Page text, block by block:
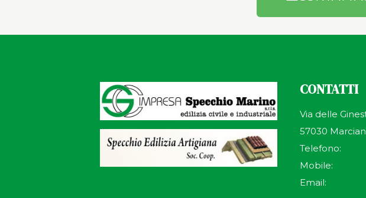
CONTATTI
Via delle
57030
Telefono:
Mobile:
Email: